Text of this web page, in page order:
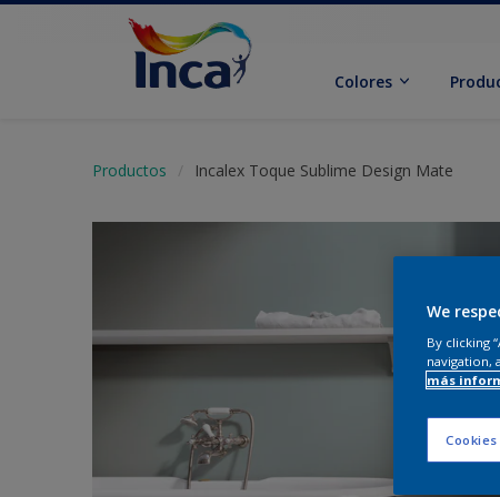
Colores
Productos Incalex Toque Sublime Design Mate
We
By clicking
navigation,
más